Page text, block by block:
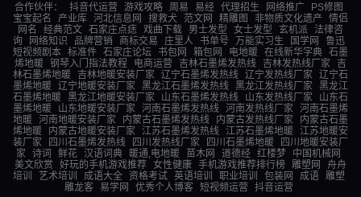
合作伙伴： 抖音代运营 游戏攻略 周易 易经 代理招生 网络推广
PS修图
宝宝起名
产业库 河北信息网 搜救犬 范文网 精雕图 非物质文化遗产
情侣
网名
经典范文 石家庄点痣 戏曲下载 男士发型 女士发型 玄机派
法律咨
询
网络知识 品牌营销 商标交易 庄里人 书单号 万能实习生 国学网
鲁迅
短视频剧本 标准件 石家庄论坛 书包网 箱包网 电地暖 在线新华字典 石墨
烯地暖 钢琴入门指法教程 电商运营 吉林石墨烯发热线 吉林发热线厂家
吉
林石墨烯地暖
吉林地暖安装厂家 辽宁石墨烯发热线 辽宁发热线厂家
辽宁石
墨烯地暖 辽宁地暖安装厂家 黑龙江石墨烯发热线 黑龙江发热线厂家
黑龙江
石墨烯地暖 黑龙江地暖安装厂家 山东石墨烯发热线 山东发热线厂家
山东石
墨烯地暖
山东地暖安装厂家 河南石墨烯发热线 河南发热线厂家
河南石墨烯
地暖 河南地暖安装厂家 内蒙古石墨烯发热线 内蒙古发热线厂家
内蒙古石墨
烯地暖
内蒙古地暖安装厂家 江苏石墨烯发热线 江苏石墨烯地暖
江苏地暖安
装厂家
四川石墨烯发热线 四川发热线厂家 四川石墨烯地暖
四川地暖安装厂
家
诗词 鲜花 汉语词典 暖通,电地暖 苗木网 道德经 红楼梦
中国机械网
美文欣赏
好玩的手机游戏推荐 女性健康 手机游戏推荐排行榜 雕塑网
舟舟
培训
艺术培训 成语大全 资格考试 英语培训 职业培训 包装网 成语
雕塑
雕龙客
易学网 优秀个人博客 短视频运营 抖音运营